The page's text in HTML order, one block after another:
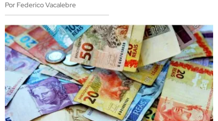
Por Federico Vacalebre